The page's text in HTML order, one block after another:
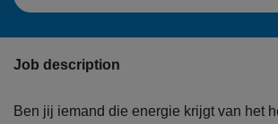
Job description
Ben jij iemand die energie krijgt van het